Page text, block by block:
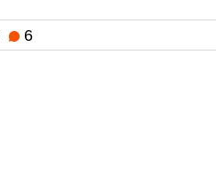
6